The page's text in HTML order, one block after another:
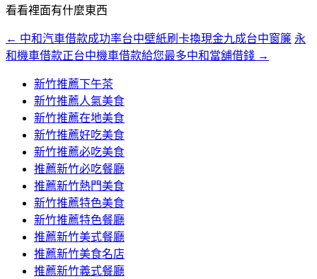
看看裡面有什麼東西
文
章
← 中和汽車借款成功率台中壁紙刷卡換現金九成台中窗簾 永
和機車借款正台中機車借款給您最多中和當舖借錢 →
新竹推薦下午茶
新竹推薦人氣美食
新竹推薦在地美食
新竹推薦好吃美食
新竹推薦必吃美食
推薦新竹必吃餐廳
推薦新竹熱門美食
新竹推薦特色美食
新竹推薦特色餐廳
推薦新竹美式餐廳
推薦新竹美食名店
推薦新竹義式餐廳